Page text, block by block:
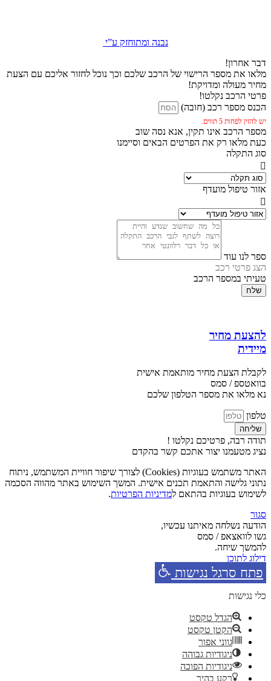
נבנה ומתוחזק ע”י
דבר אחרון!
מלאו את מספר הרישוי של הרכב שלכם וכך נוכל לחזור אליכם עם הצעת
מחיר מעולה ומדויקת!
פרטי הרכב נקלטו!
הכנס מספר רכב (חובה)
יש להזין לפחות 5 תווים.
מספר הרכב אינו תקין, אנא נסה שוב
כעת מלאו רק את הפרטים הבאים וסיימנו
סוג התקלה
אזור טיפול מועדף
ספר לנו עוד
הצג פרטי רכב
טעיתי במספר הרכב
שלח
להצעת מחיר
מיידית
לקבלת הצעת מחיר מותאמת אישית
בוואטספ / סמס
נא מלאו את מספר הטלפון שלכם
טלפון
שליחה
תודה רבה, פרטיכם נקלטו !
נציג מטעמנו יצור אתכם קשר בהקדם
האתר משתמש בעוגיות (Cookies) לצורך שיפור חוויית המשתמש, ניתוח
נתוני גלישה והתאמת תכנים אישית. המשך השימוש באתר מהווה הסכמה
לשימוש בעוגיות בהתאם למדיניות הפרטיות.
סגור
הודעה נשלחה מאיתנו עכשיו,
גשו לוואצאפ / סמס
להמשך שיחה.
דילוג לתוכן
פתח סרגל נגישות
כלי נגישות
הגדל טקסט
הקטן טקסט
גווני אפור
ניגודיות גבוהה
ניגודיות הפוכה
רקע בהיר